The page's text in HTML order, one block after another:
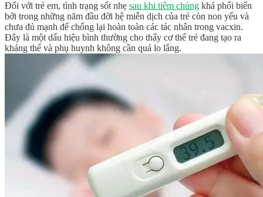
Đối với trẻ em, tình trạng sốt nhẹ sau khi tiêm chủng khá phổi biến
bởi trong những năm đầu đời hệ miễn dịch của trẻ còn non yếu và
chưa đủ mạnh để chống lại hoàn toàn các tác nhân trong vacxin.
Đây là một dấu hiệu bình thường cho thấy cơ thể trẻ đang tạo ra
kháng thể và phụ huynh không cần quá lo lắng.